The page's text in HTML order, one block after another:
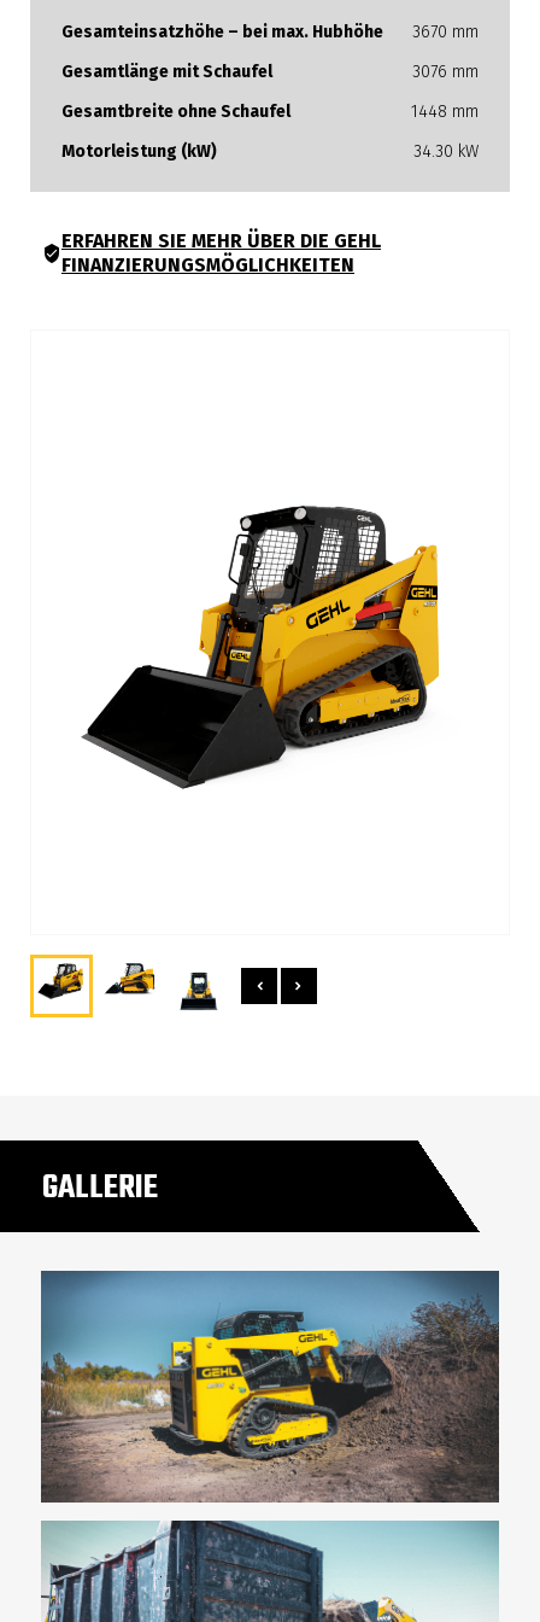
Gesamteinsatzhöhe – bei max. Hubhöhe
3670 mm
Gesamtlänge mit Schaufel
3076 mm
Gesamtbreite ohne Schaufel
1448 mm
Motorleistung (kW)
34.30 kW
ERFAHREN SIE MEHR ÜBER DIE GEHL
FINANZIERUNGSMÖGLICHKEITEN
GALLERIE